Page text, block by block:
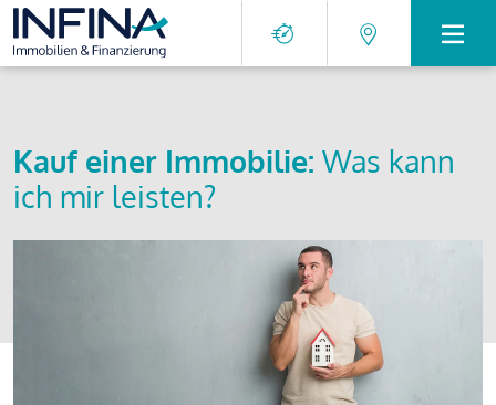
Kauf einer Immobilie: Was kann
ich mir leisten?